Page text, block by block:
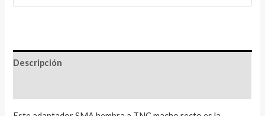
Descripción